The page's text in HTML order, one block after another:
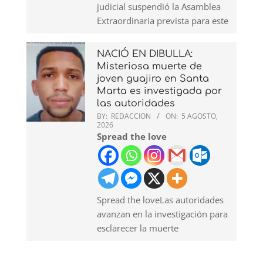
judicial suspendió la Asamblea
Extraordinaria prevista para este
NACIÓ EN DIBULLA:
Misteriosa muerte de
joven guajiro en Santa
Marta es investigada por
las autoridades
BY: REDACCION ON: 5 AGOSTO,
2026
Spread the love
Spread the loveLas autoridades
avanzan en la investigación para
esclarecer la muerte